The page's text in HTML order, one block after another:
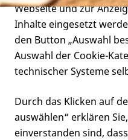
Leben mit
Forschung
Miteinander
Webseite und zur
Inhalte eingesetzt
den Button „Auswahl
Auswahl der Cookie-
technischer Systeme
Durch das Klicken auf
auswählen“ erklären
einverstanden sind,